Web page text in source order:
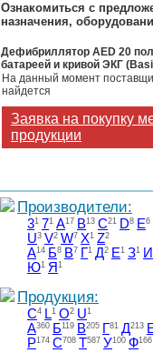
Ознакомиться с
назначения,
Дефибриллятор AED 20
батареей и кривой ЭКГ
На данный момент
найдется
Заявка на покупку
продукции
Производители:
31 71 A17 B13 C21 D8 E6
U3 V2 W7 X1 Z2
А14 Б8 В7 Г1 Д2 Е 1 З1 И
Ю1 Я 1
Продукция:
C4 L1 O2 U 1
А360 Б 119 В205 Г81 Д213
Р174 С708 Т587 У100 Ф166